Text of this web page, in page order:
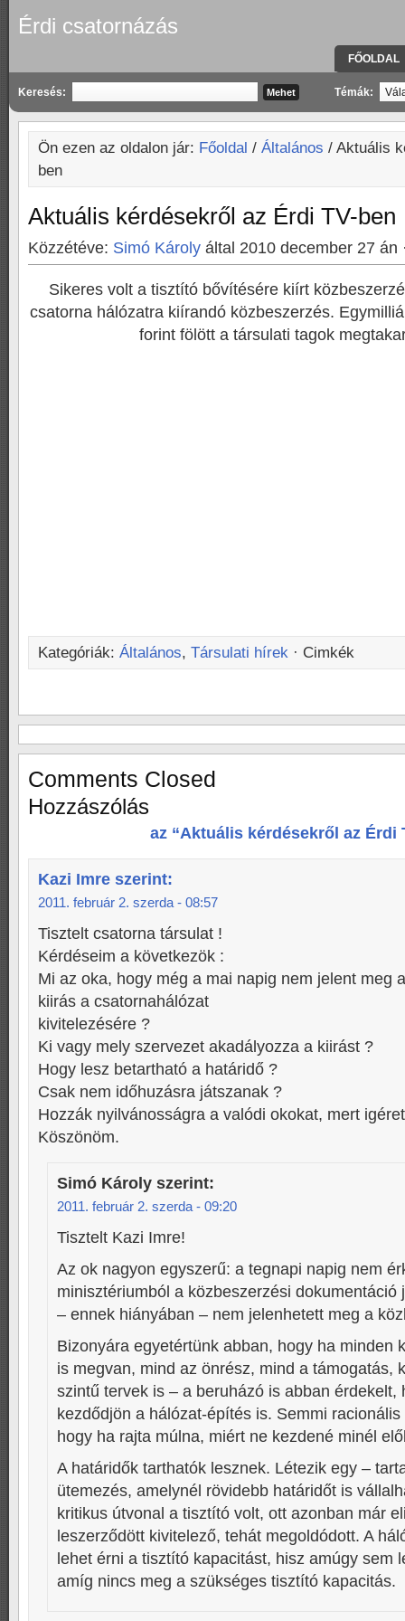
Érdi csatornázás
FŐOLDAL
Keresés: Témák:
Ön ezen az oldalon jár: Főoldal / Általános / Aktuális
ben
Aktuális kérdésekről az Érdi TV-ben
Közzétéve: Simó Károly által 2010 december 27 án
Sikeres volt a tisztító bővítésére kiírt
csatorna hálózatra kiírandó közbeszerzés.
forint fölött a társulati tagok
Kategóriák: Általános, Társulati hírek · Cimkék
Comments Closed
Hozzászólás
az “Aktuális kérdésekről az Érdi
Kazi Imre szerint:
2011. február 2. szerda - 08:57
Tisztelt csatorna társulat !
Kérdéseim a következök :
Mi az oka, hogy még a mai napig nem jelent meg
kiirás a csatornahálózat
kivitelezésére ?
Ki vagy mely szervezet akadályozza a kiirást ?
Hogy lesz betartható a határidő ?
Csak nem időhuzásra játszanak ?
Hozzák nyilvánosságra a valódi okokat, mert
Köszönöm.
Simó Károly szerint:
2011. február 2. szerda - 09:20
Tisztelt Kazi Imre!
Az ok nagyon egyszerű: a tegnapi napig nem
minisztériumból a közbeszerzési dokumentáció
– ennek hiányában – nem jelenhetett meg a
Bizonyára egyetértünk abban, hogy ha minden
is megvan, mind az önrész, mind a támogatás,
szintű tervek is – a beruházó is abban érdekelt,
kezdődjön a hálózat-építés is. Semmi
hogy ha rajta múlna, miért ne kezdené minél
A határidők tarthatók lesznek. Létezik egy –
ütemezés, amelynél rövidebb határidőt is
kritikus útvonal a tisztító volt, ott azonban már
leszerződött kivitelező, tehát megoldódott. A
lehet érni a tisztító kapacitást, hisz amúgy sem
amíg nincs meg a szükséges tisztító kapacitás.